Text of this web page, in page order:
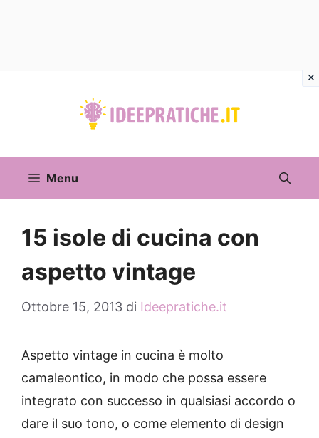
Menu
15 isole di cucina con
aspetto vintage
Ottobre 15, 2013 di Ideepratiche.it
Aspetto vintage in cucina è molto
camaleontico, in modo che possa essere
integrato con successo in qualsiasi accordo o
dare il suo tono, o come elemento di design